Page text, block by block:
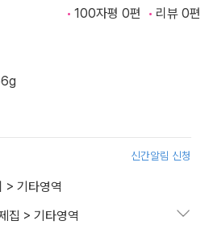
100자평 0편 리뷰 0편
신간알림 신청
> 기타영역
집 > 기타영역